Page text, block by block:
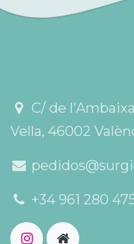
C/ de
Vella, 46002
+34 961 280